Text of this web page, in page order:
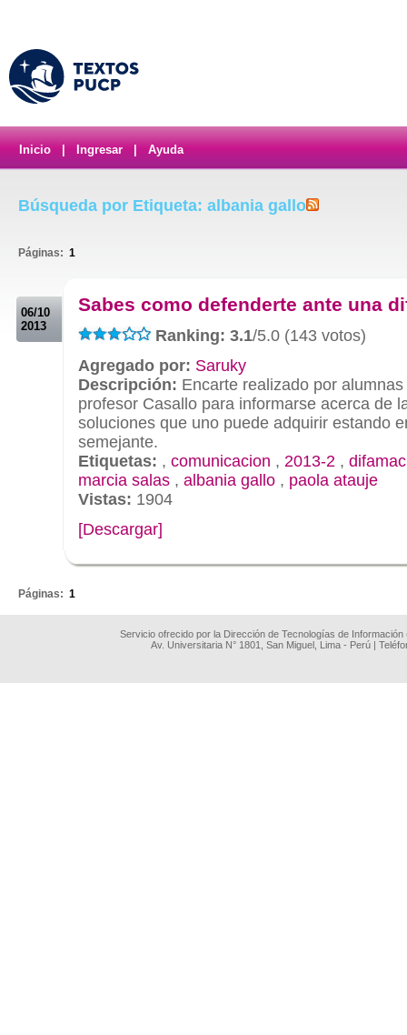
Inicio Ingresar Ayuda
Búsqueda por Etiqueta: albania gallo
Páginas: 1
06/10
2013
Sabes como defenderte ante una
Ranking: 3.1/5.0 (143 votos)
Agregado por: Saruky
Descripción: Encarte realizado por alumnas
profesor Casallo para informarse acerca de
soluciones que uno puede adquirir estando
semejante.
Etiquetas: , comunicacion , 2013-2 ,
marcia salas , albania gallo , paola atauje
Vistas: 1904
[Descargar]
Páginas: 1
Servicio ofrecido por la Dirección de Tecnologías de
Av. Universitaria N° 1801, San Miguel, Lima - Perú |